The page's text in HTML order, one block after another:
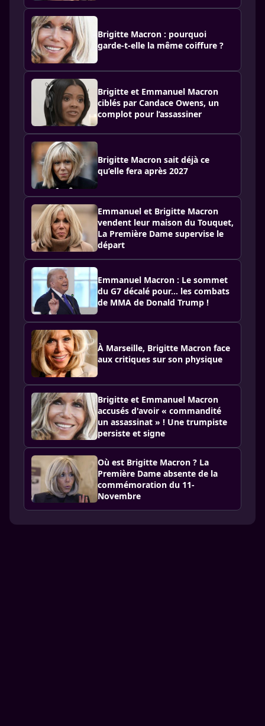
Brigitte Macron : pourquoi
garde-t-elle la même coiffure ?
Brigitte et Emmanuel Macron
ciblés par Candace Owens, un
complot pour l’assassiner
Brigitte Macron sait déjà ce
qu’elle fera après 2027
Emmanuel et Brigitte Macron
vendent leur maison du Touquet,
La Première Dame supervise le
départ
Emmanuel Macron : Le sommet
du G7 décalé pour... les combats
de MMA de Donald Trump !
À Marseille, Brigitte Macron face
aux critiques sur son physique
Brigitte et Emmanuel Macron
accusés d'avoir « commandité
un assassinat » ! Une trumpiste
persiste et signe
Où est Brigitte Macron ? La
Première Dame absente de la
commémoration du 11-
Novembre